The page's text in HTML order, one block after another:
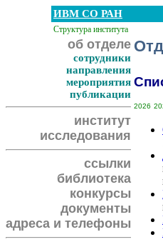
ИВМ СО РАН
Структура института
об отделе
сотрудники
направления
мероприятия
публикации
институт
исследования
ссылки
библиотека
конкурсы
документы
адреса и телефоны
2026